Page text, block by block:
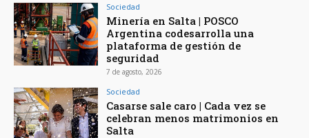
Sociedad
Minería en Salta | POSCO
Argentina codesarrolla una
plataforma de gestión de
seguridad
7 de agosto, 2026
Sociedad
Casarse sale caro | Cada vez se
celebran menos matrimonios en
Salta